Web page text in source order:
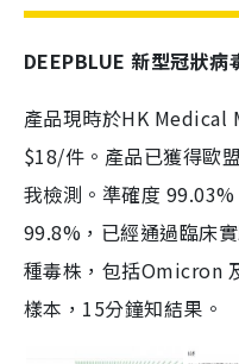
DEEPBLUE 新型冠狀病
產品現時於HK Medical
$18/件。產品已獲得歐
我檢測。準確度
99.8%，已經通過臨床
種毒株，包括Omicron
樣本，15分鐘知結果。